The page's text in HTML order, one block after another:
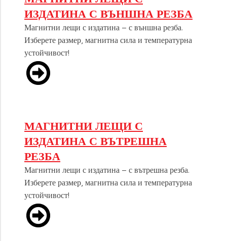
ИЗДАТИНА С ВЪНШНА РЕЗБА
Магнитни лещи с издатина – с външна резба.
Изберете размер, магнитна сила и температурна
устойчивост!
МАГНИТНИ ЛЕЩИ С
ИЗДАТИНА С ВЪТРЕШНА
РЕЗБА
Магнитни лещи с издатина – с вътрешна резба.
Изберете размер, магнитна сила и температурна
устойчивост!